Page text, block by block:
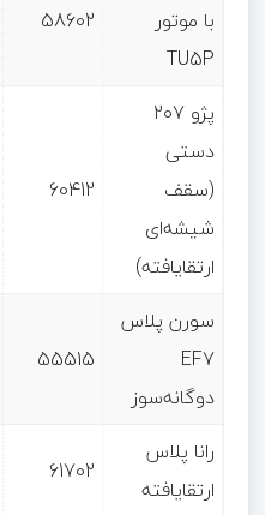
با موتور
TU5P
58602
پژو 207
دستی
(سقف
شیشه‌ای
ارتقایافته)
60412
سورن پلاس
EF7
دوگانه‌سوز
55515
رانا پلاس
ارتقایافته
61702